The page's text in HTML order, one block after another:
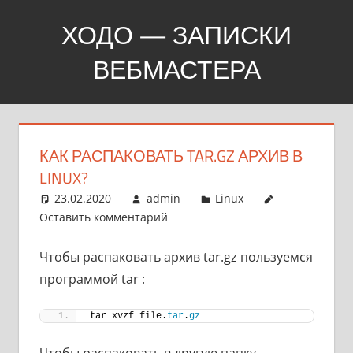
ХОДО — ЗАПИСКИ
ВЕБМАСТЕРА
Создание,
продвижение,
сайтов
КАК РАСПАКОВАТЬ TAR.GZ АРХИВ В
LINUX?
23.02.2020 admin
Linux
Оставить комментарий
Чтобы распаковать архив tar.gz пользуемся
программой tar :
tar xvzf file. tar.gz